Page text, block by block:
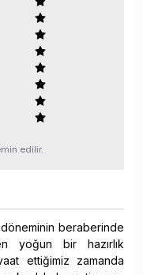
edilir.
beraberinde
yoğun bir hazırlık
ettiğimiz zamanda